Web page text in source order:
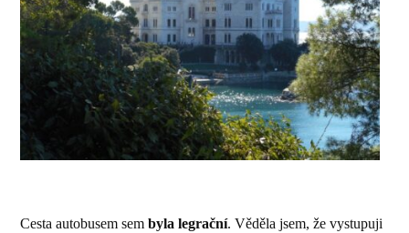
Cesta autobusem sembyla legrační. Věděla jsem, že vystupuji